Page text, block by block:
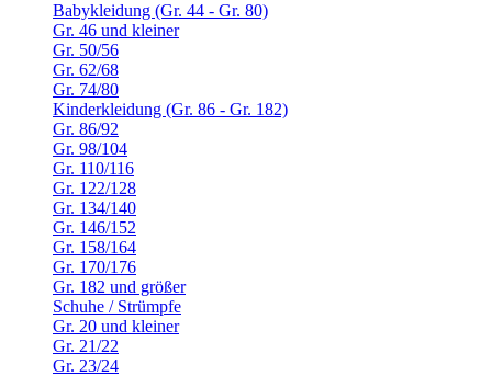
Babykleidung (Gr. 44 - Gr. 80)
Gr. 46 und kleiner
Gr. 50/56
Gr. 62/68
Gr. 74/80
Kinderkleidung (Gr. 86 - Gr. 182)
Gr. 86/92
Gr. 98/104
Gr. 110/116
Gr. 122/128
Gr. 134/140
Gr. 146/152
Gr. 158/164
Gr. 170/176
Gr. 182 und größer
Schuhe / Strümpfe
Gr. 20 und kleiner
Gr. 21/22
Gr. 23/24